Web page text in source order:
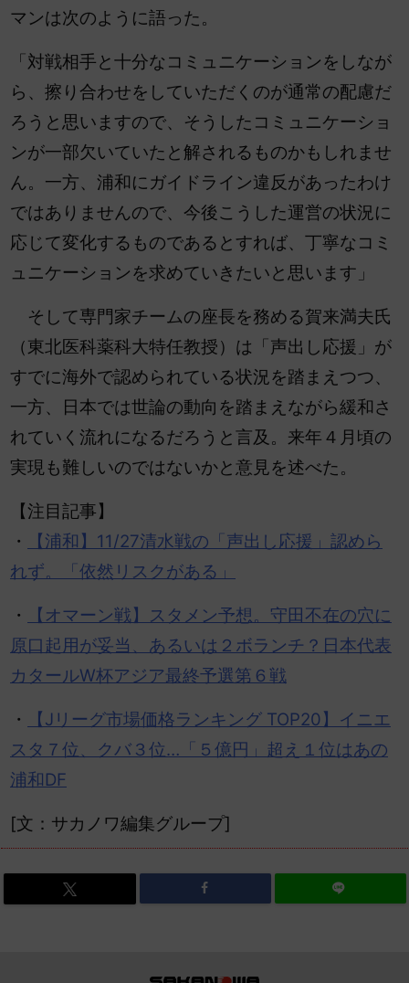
マンは次のように語った。
「対戦相手と十分なコミュニケーションをしなが
ら、擦り合わせをしていただくのが通常の配慮だ
ろうと思いますので、そうしたコミュニケーショ
ンが一部欠いていたと解されるものかもしれませ
ん。一方、浦和にガイドライン違反があったわけ
ではありませんので、今後こうした運営の状況に
応じて変化するものであるとすれば、丁寧なコミ
ュニケーションを求めていきたいと思います」
そして専門家チームの座長を務める賀来満夫氏
（東北医科薬科大特任教授）は「声出し応援」が
すでに海外で認められている状況を踏まえつつ、
一方、日本では世論の動向を踏まえながら緩和さ
れていく流れになるだろうと言及。来年４月頃の
実現も難しいのではないかと意見を述べた。
【注目記事】
・
【浦和】11/27清水戦の「声出し応援」認めら
れず。「依然リスクがある」
・
【オマーン戦】スタメン予想。守田不在の穴に
原口起用が妥当、あるいは２ボランチ？日本代表
カタールW杯アジア最終予選第６戦
・
【Jリーグ市場価格ランキング TOP20】イニエ
スタ７位、クバ３位…「５億円」超え１位はあの
浦和DF
[文：サカノワ編集グループ]